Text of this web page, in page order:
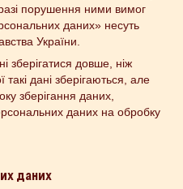
порушення ними вимог
даних» несуть
України.
зберігатися довше, ніж
дані зберігаються, але
зберігання даних,
даних на обробку
даних